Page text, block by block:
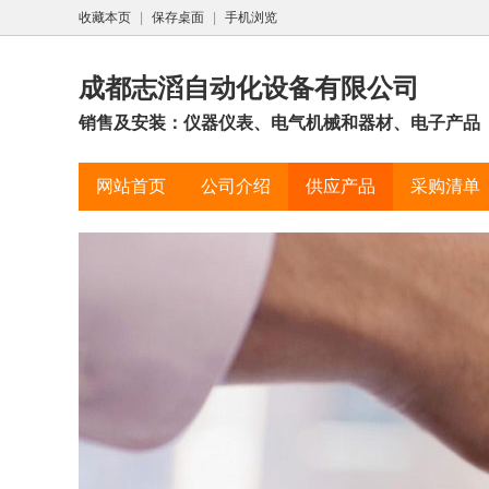
收藏本页 保存桌面 手机浏览
成都志滔自动化设备有限公司
销售及安装：仪器仪表、电气机械和器材、电子产品
网站首页 公司介绍 供应产品 采购清单